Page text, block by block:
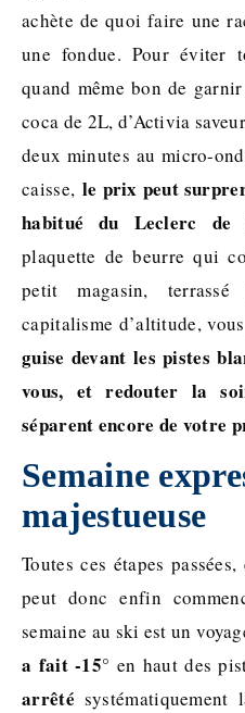
achète de quoi faire une
une fondue. Pour éviter
quand même bon de
coca de 2L, d’Activia
deux minutes au micro-
caisse,le prix peut
habitué du Leclerc de
plaquette de beurre qui
petit magasin,
capitalisme d’altitude,
guise devant les pistes
vous, et redouter la
séparent encore de votre
Semaine
majestueuse
Toutes ces étapes
peut donc enfin
semaine au ski est un
a fait -15° en haut des
arrêté